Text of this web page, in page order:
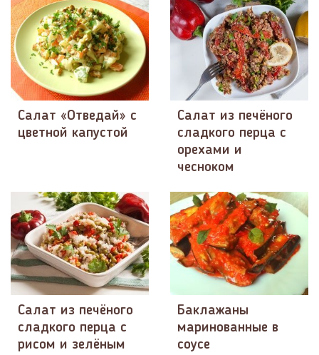
Салат «Отведай» с
цветной капустой
Салат из печёного
сладкого перца с
орехами и
чесноком
Салат из печёного
сладкого перца с
рисом и зелёным
Баклажаны
маринованные в
соусе